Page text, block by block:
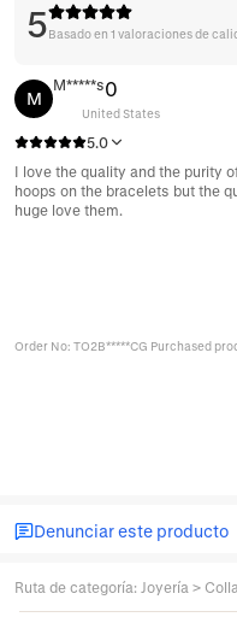
5Basado en 1 valoraciones de
M
M*****s0
United States
5.0
I love the quality and the purity
hoops on the bracelets but the
huge love them.
Order No: TO2B*****CG Purchased
Denunciar este producto
Ruta de categoría: Joyería >